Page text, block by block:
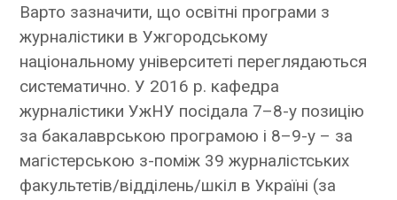
Варто зазначити, що освітні програми з
журналістики в Ужгородському
національному університеті переглядаються
систематично. У 2016 р. кафедра
журналістики УжНУ посідала 7–8-у позицію
за бакалаврською програмою і 8–9-у – за
магістерською з-поміж 39 журналістських
факультетів/відділень/шкіл в Україні (за